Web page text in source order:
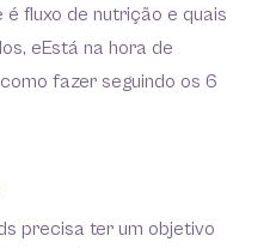
fluxo de nutrição e quais
eEstá na hora de
fazer seguindo os 6
precisa ter um objetivo